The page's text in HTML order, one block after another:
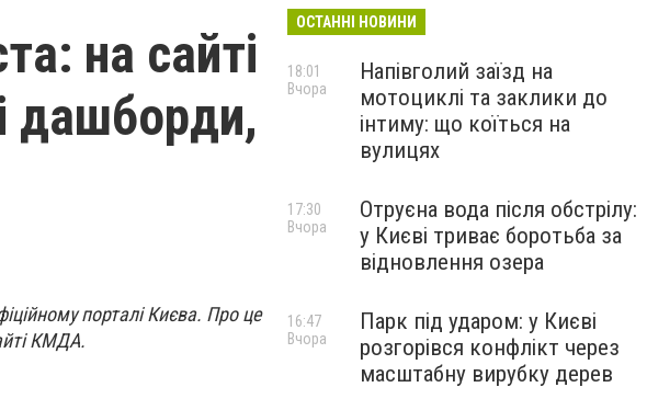
на сайті
дашборди,
порталі Києва. Про це
КМДА.
ОСТАННІ НОВИНИ
Напівголий заїзд на
мотоциклі та заклики до
інтиму: що коїться на
вулицях
18:01
Вчора
Отруєна вода після обстрілу:
у Києві триває боротьба за
відновлення озера
17:30
Вчора
Парк під ударом: у Києві
розгорівся конфлікт через
масштабну вирубку дерев
16:47
Вчора